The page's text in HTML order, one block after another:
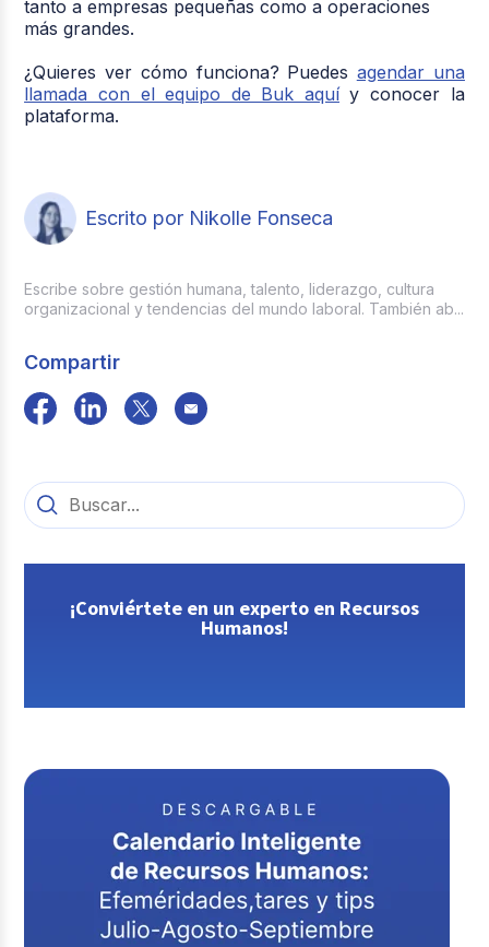
tanto a empresas pequeñas como a operaciones
más grandes.
¿Quieres ver cómo funciona? Puedes agendar una
llamada con el equipo de Buk aquíy conocer la
plataforma.
Escrito por Nikolle Fonseca
Escribe sobre gestión humana, talento, liderazgo, cultura
organizacional y tendencias del mundo laboral. También ab...
Compartir
¡Conviértete en un experto en Recursos
Humanos!